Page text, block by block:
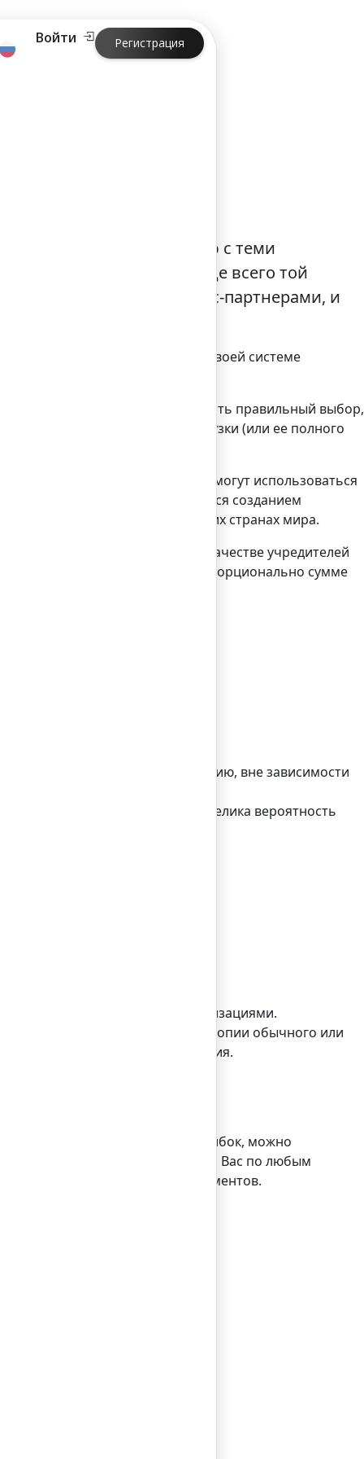
Войти Регистрация
по сравнению с теми
Это объясняется прежде всего той
– это ценится и бизнес-партнерами, и
и возможность применить к своей системе
Для того, чтобы сделать правильный выбор,
уровень налоговой нагрузки (или ее полного
Например, эти компании могут использоваться
для компаний, занимающихся созданием
защиты, чего не скажешь о других странах мира.
зарегистрированные тут. В качестве учредителей
по стандартной схеме пропорционально сумме
преимущества:
налогообложения.
как европейскую компанию, вне зависимости
отличие от других стран, где велика вероятность
день.
с уже существующими организациями.
пакета необходимо наличие копии обычного или
своего актуального проживания.
в продаже их продукция.
первого раза, не совершая ошибок, можно
могут проконсультировать Вас по любым
правильным оформлением документов.
день.